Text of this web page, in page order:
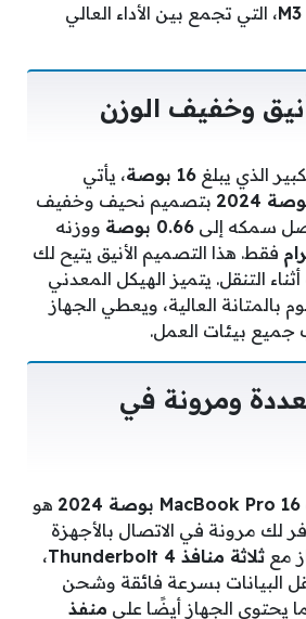
M3، التي تجمع بين الأداء العالي
وخفيف الوزن
الذي يبلغ 16 بوصة
، يأتي
بتصميم نحيف وخفيف
سمكه إلى 0.66 بوصة
ووزنه
فقط. هذا التصميم الأنيق يتيح لك
التنقل. يتميز الهيكل المعدني
بالمتانة العالية، ويعطي الجهاز
بيئات العمل.
ومرونة في
MacBook Pro 16 بوصة 2024
هو
لك مرونة في الاتصال بالأجهزة
مع ثلاثة منافذ Thunderbolt 4
،
البيانات بسرعة فائقة وشحن
يحتوي الجهاز أيضًا على منفذ